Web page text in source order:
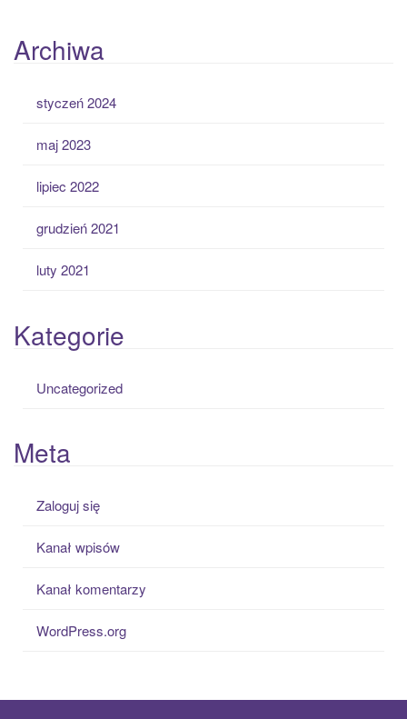
Archiwa
styczeń 2024
maj 2023
lipiec 2022
grudzień 2021
luty 2021
Kategorie
Uncategorized
Meta
Zaloguj się
Kanał wpisów
Kanał komentarzy
WordPress.org